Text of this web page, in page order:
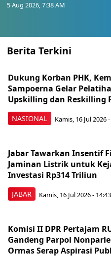
5 Aug 2026, 7:38 AM
Berita Terkini
NASIONAL
Dukung Korban PHK,
Sampoerna Gelar
Upskilling dan Reskilling
Kamis, 16 Jul 2026
JABAR
Jabar Tawarkan Insentif
Jaminan Listrik untuk
Investasi Rp314 Triliun
Kamis, 16 Jul 2026 - 14:43
Komisi II DPR Pertajam
Gandeng Parpol
Ormas Serap Aspirasi